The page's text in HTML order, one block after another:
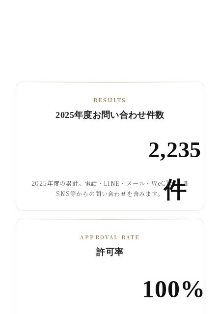
RESULTS
2025年度お問い合わせ件数
2,235
件
2025年度の累計。電話・LINE・メール・WeChat・各
SNS等からの問い合わせを含みます。
APPROVAL RATE
許可率
100%